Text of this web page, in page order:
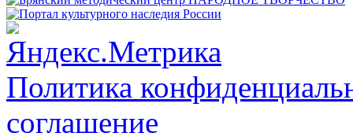
Политика
соглашение